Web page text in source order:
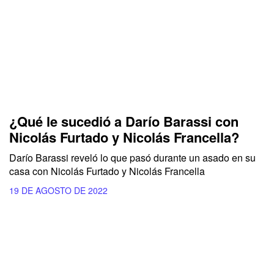
¿Qué le sucedió a Darío Barassi con
Nicolás Furtado y Nicolás Francella?
Darío Barassi reveló lo que pasó durante un asado en su
casa con Nicolás Furtado y Nicolás Francella
19 DE AGOSTO DE 2022